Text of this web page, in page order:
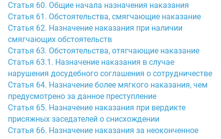
Статья 60. Общие начала назначения наказания
Статья 61. Обстоятельства, смягчающие наказание
Статья 62. Назначение наказания при наличии
смягчающих обстоятельств
Статья 63. Обстоятельства, отягчающие наказание
Статья 63.1. Назначение наказания в случае
нарушения досудебного соглашения о сотрудничестве
Статья 64. Назначение более мягкого наказания, чем
предусмотрено за данное преступление
Статья 65. Назначение наказания при вердикте
присяжных заседателей о снисхождении
Статья 66. Назначение наказания за неоконченное